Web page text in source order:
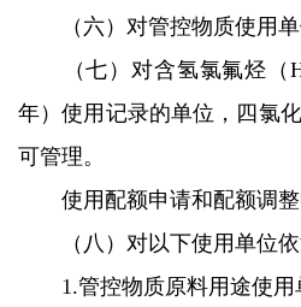
（六）对管控物质使用单
（七）对含氢氯氟烃（
年）使用记录的单位，四氯
可管理。
使用配额申请和配额调整
（八）对以下使用单位依
1.管控物质原料用途使用